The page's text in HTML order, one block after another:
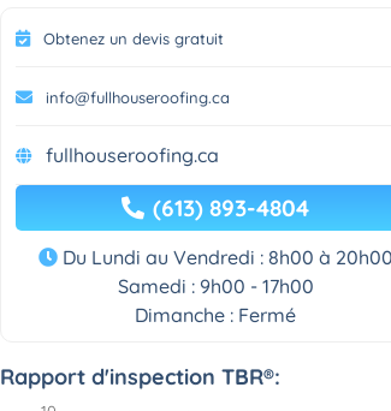
Obtenez un devis gratuit
info@fullhouseroofing.ca
fullhouseroofing.ca
(613) 893-4804
Du Lundi au Vendredi : 8h00 à 20h00
Samedi : 9h00 - 17h00
Dimanche : Fermé
Rapport d'inspection TBR®: